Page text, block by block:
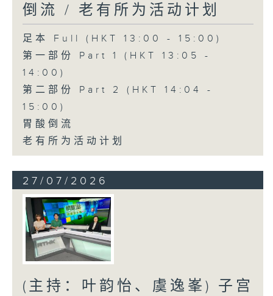
倒流 / 老有所为活动计划
足本 Full (HKT 13:00 - 15:00)
第一部份 Part 1 (HKT 13:05 -
14:00)
第二部份 Part 2 (HKT 14:04 -
15:00)
胃酸倒流
老有所为活动计划
27/07/2026
(主持：叶韵怡、虞逸峯) 子宫